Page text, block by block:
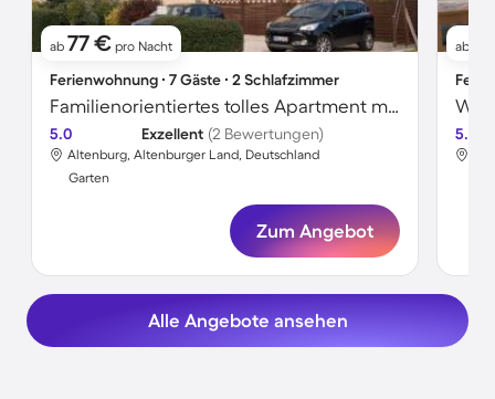
ab 77 € pro Nacht
Ferienwohnung ∙ 7 Gäste ∙ 2 Schlafzimmer
Familienorientiertes tolles Apartment mit Garten und Grill | Gartenblick
5.0 Exzellent (2 Bewertungen)
Altenburg, Altenburger Land, Deutschland
Garten
Zum Angebot
ab
5.0
Alle Angebote ansehen